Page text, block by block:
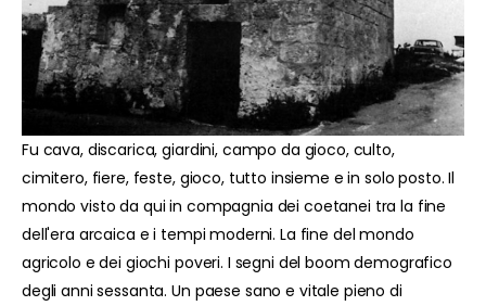
Fu cava, discarica, giardini, campo da gioco, culto,
cimitero, fiere, feste, gioco, tutto insieme e in solo posto. Il
mondo visto da qui in compagnia dei coetanei tra la fine
dell'era arcaica e i tempi moderni. La fine del mondo
agricolo e dei giochi poveri. I segni del boom demografico
degli anni sessanta. Un paese sano e vitale pieno di